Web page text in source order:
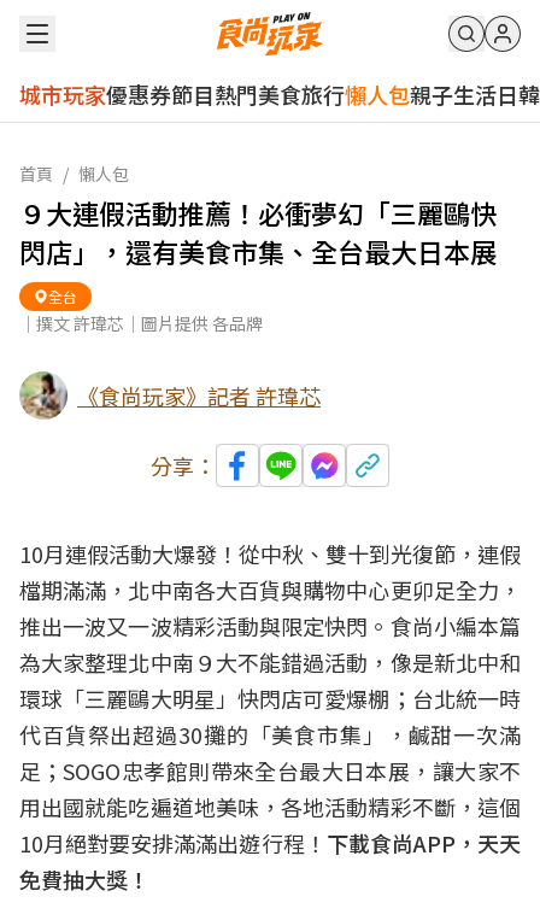
城市玩家優惠券節目熱門美食旅行懶人包親子生活日韓
首頁 / 懶人包
９大連假活動推薦！必衝夢幻「三麗鷗快
閃店」，還有美食市集、全台最大日本展
全台
｜撰文 許瑋芯｜圖片提供 各品牌
《食尚玩家》記者 許瑋芯
分享：
10月連假活動大爆發！從中秋、雙十到光復節，連假
檔期滿滿，北中南各大百貨與購物中心更卯足全力，
推出一波又一波精彩活動與限定快閃。食尚小編本篇
為大家整理北中南９大不能錯過活動，像是新北中和
環球「三麗鷗大明星」快閃店可愛爆棚；台北統一時
代百貨祭出超過30攤的「美食市集」，鹹甜一次滿
足；SOGO忠孝館則帶來全台最大日本展，讓大家不
用出國就能吃遍道地美味，各地活動精彩不斷，這個
10月絕對要安排滿滿出遊行程！ 下載食尚APP，天天
免費抽大獎！